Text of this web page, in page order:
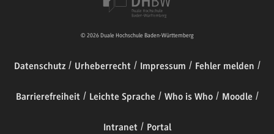
© 2026 Duale Hochschule Baden-Württemberg
Datenschutz Urheberrecht Impressum Fehler melden
Barrierefreiheit Leichte Sprache Who is Who Moodle
Intranet Portal